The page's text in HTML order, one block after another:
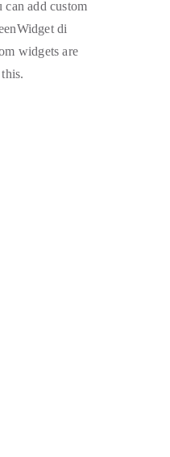
can add custom
di
widgets are